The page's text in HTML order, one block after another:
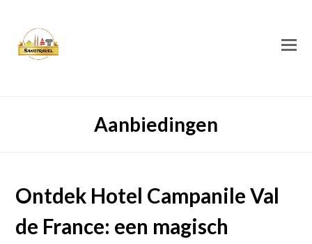
Aanbiedingen
Ontdek Hotel Campanile Val
de France: een magisch